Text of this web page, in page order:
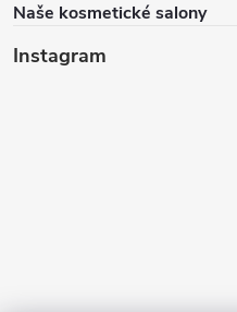
Naše kosmetické salony
Instagram